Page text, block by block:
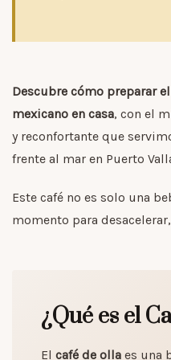
Descubre cómo preparar
mexicano en casa, con el
y reconfortante que
frente al mar en Puerto
Este café no es solo una
momento para
¿Qué es el
El café de olla es una